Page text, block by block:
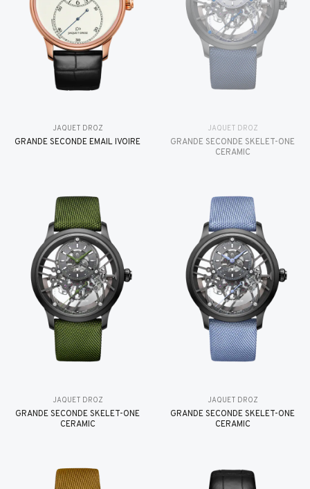
JAQUET DROZ
GRANDE SECONDE EMAIL IVOIRE
JAQUET DROZ
GRANDE SECONDE SKELET-ONE
CERAMIC
JAQUET DROZ
GRANDE SECONDE SKELET-ONE
CERAMIC
JAQUET DROZ
GRANDE SECONDE SKELET-ONE
CERAMIC